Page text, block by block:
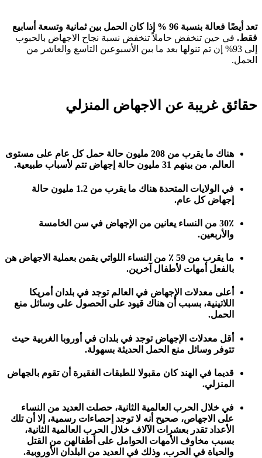
تعد أيضًا فعالة بنسبة 96 % إذا كان الحمل بين ثمانية وتسعة أسابيع
فقط. في حين تنخفض حاملاً تنخفض نسبة نجاح الاجهاض بالحبوب
إلى 93% إن تم تنولها بعد ما بين الأسبوعين التاسع والعاشر من
الحمل.
حقائق غريبة عن الاجهاض المنزلي
هناك ما يقرب من 208 مليون حالة حمل كل عام على مستوى
العالم. من بينهم 31 مليون حالة إجهاض تتم لأسباب طبيعية.
في الولايات المتحدة هناك ما يقرب من 1.2 مليون حالة
إجهاض كل عام.
30٪ من النساء يعانين من الإجهاض في سن الخامسة
والأربعين.
ما يقرب من 59 ٪ من النساء اللواتي يقمن بعملية الاجهاض هن
بالفعل أمهات لأطفال آخرين.
أعلى معدلات الإجهاض في العالم توجد في بلدان أمريكا
اللاتينية، بسبب أن هناك قيود على الحصول على وسائل منع
الحمل.
أقل معدلات الإجهاض توجد في بلدان في أوروبا الغربية حيث
تتوفر وسائل منع الحمل الحديثة بسهولة.
قديما في الهند كان مقبولا للطبقات الفقيرة أن تقوم بالجهاض
المنزلي.
في خلال الحرب العالمية الثانية، حصلت العديد من النساء
على الاجهاص، صحيح أنه لا توجد إحصاءات رسمية، إلا أن تلك
الأعداد تقدر بعشرات الآلاف خلال الحرب العالمية الثانية،
بسبب مخاوف الأمهات الحوامل على أطفالهن من القتل
والحياة في الحرب، وذلك في العديد من البلدان الأوروبية.